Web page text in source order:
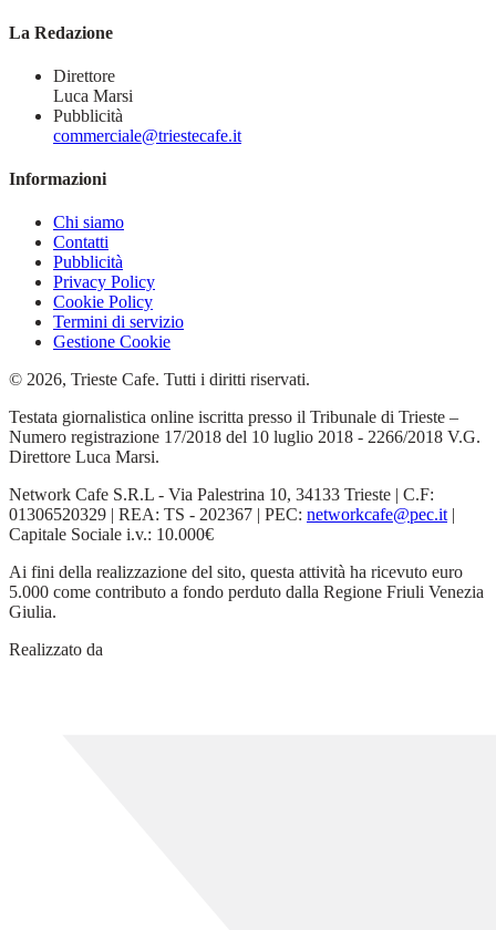
La Redazione
Direttore
Luca Marsi
Pubblicità
commerciale@triestecafe.it
Informazioni
Chi siamo
Contatti
Pubblicità
Privacy Policy
Cookie Policy
Termini di servizio
Gestione Cookie
© 2026, Trieste Cafe. Tutti i diritti riservati.
Testata giornalistica online iscritta presso il Tribunale di Trieste –
Numero registrazione 17/2018 del 10 luglio 2018 - 2266/2018 V.G.
Direttore Luca Marsi.
Network Cafe S.R.L - Via Palestrina 10, 34133 Trieste | C.F:
01306520329 | REA: TS - 202367 | PEC: networkcafe@pec.it|
Capitale Sociale i.v.: 10.000€
Ai fini della realizzazione del sito, questa attività ha ricevuto euro
5.000 come contributo a fondo perduto dalla Regione Friuli Venezia
Giulia.
Realizzato da